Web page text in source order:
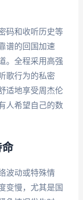
码和收听历史等
谱的回国加速
。全程采用高强
歌行为的私密
适地享受周杰伦
人希望自己的数
波动或特殊情
变慢，尤其是国